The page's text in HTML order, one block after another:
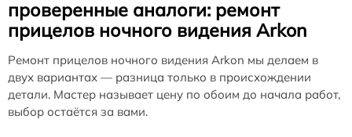
проверенные аналоги: ремонт
прицелов ночного видения Arkon
Ремонт прицелов ночного видения Arkon мы делаем в
двух вариантах — разница только в происхождении
детали. Мастер называет цену по обоим до начала работ,
выбор остаётся за вами.